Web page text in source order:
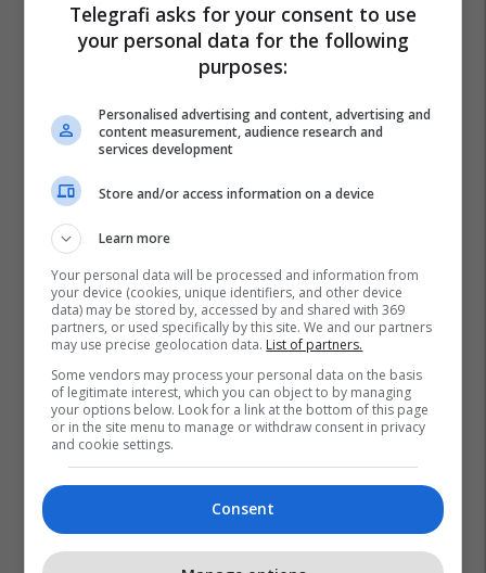
Telegrafi asks for your consent to use
your personal data for the following
purposes:
Personalised advertising and content, advertising and
content measurement, audience research and
services development
Store and/or access information on a device
Learn more
Your personal data will be processed and information from
your device (cookies, unique identifiers, and other device
data) may be stored by, accessed by and shared with 369
partners, or used specifically by this site. We and our partners
may use precise geolocation data. List of partners.
Some vendors may process your personal data on the basis
of legitimate interest, which you can object to by managing
your options below. Look for a link at the bottom of this page
or in the site menu to manage or withdraw consent in privacy
and cookie settings.
Consent